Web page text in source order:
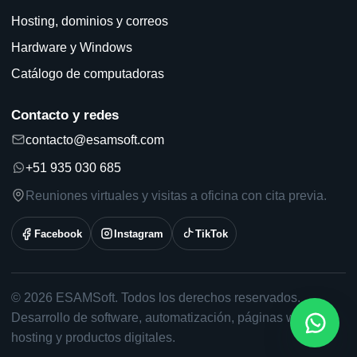
Hosting, dominios y correos
Hardware y Windows
Catálogo de computadoras
Contacto y redes
contacto@esamsoft.com
+51 935 030 685
Reuniones virtuales y visitas a oficina con cita previa.
Facebook Instagram TikTok
© 2026 ESAMSoft. Todos los derechos reservados.
Desarrollo de software, automatización, páginas web,
hosting y productos digitales.